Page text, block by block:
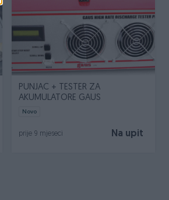
PUNJAC + TESTER ZA
AKUMULATORE GAUS
Novo
Na upit
prije 9 mjeseci